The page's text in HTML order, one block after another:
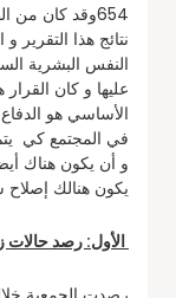
654وقد كان
نتائج هذا التقرير
النفس البشرية
عليها و كان
الأساسي هو
في المجتمع كي
و أن يكون هناك
يكون هنالك
الأول: رصد حالات